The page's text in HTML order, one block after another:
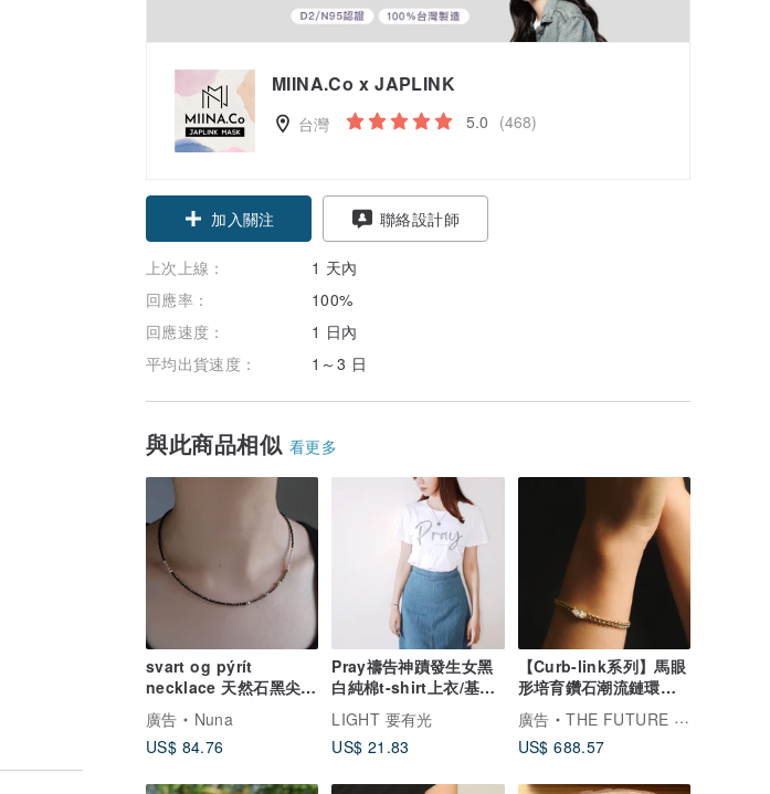
MIINA.Co x JAPLINK
台灣 5.0 (468)
加入關注 聯絡設計師
上次上線：
1 天內
回應率：
100%
回應速度：
1 日內
平均出貨速度：
1～3 日
與此商品相似 看更多
svart og pýrít
necklace 天然石黑尖晶
石 黃鐵礦 / 純銀 串珠
廣告
Nuna
US$ 84.76
Pray禱告神蹟發生女黑
白純棉t-shirt上衣/基督
教/福音/受洗禮物
LIGHT 要有光
US$ 21.83
【Curb-link系列】馬眼
形培育鑽石潮流鏈環手
鍊 925純銀 18K鍍金
廣告
THE FUTURE ROCKS
US$ 688.57